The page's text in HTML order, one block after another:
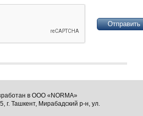
в ООО «NORMA»
г. Ташкент, Мирабадский р-н, ул.